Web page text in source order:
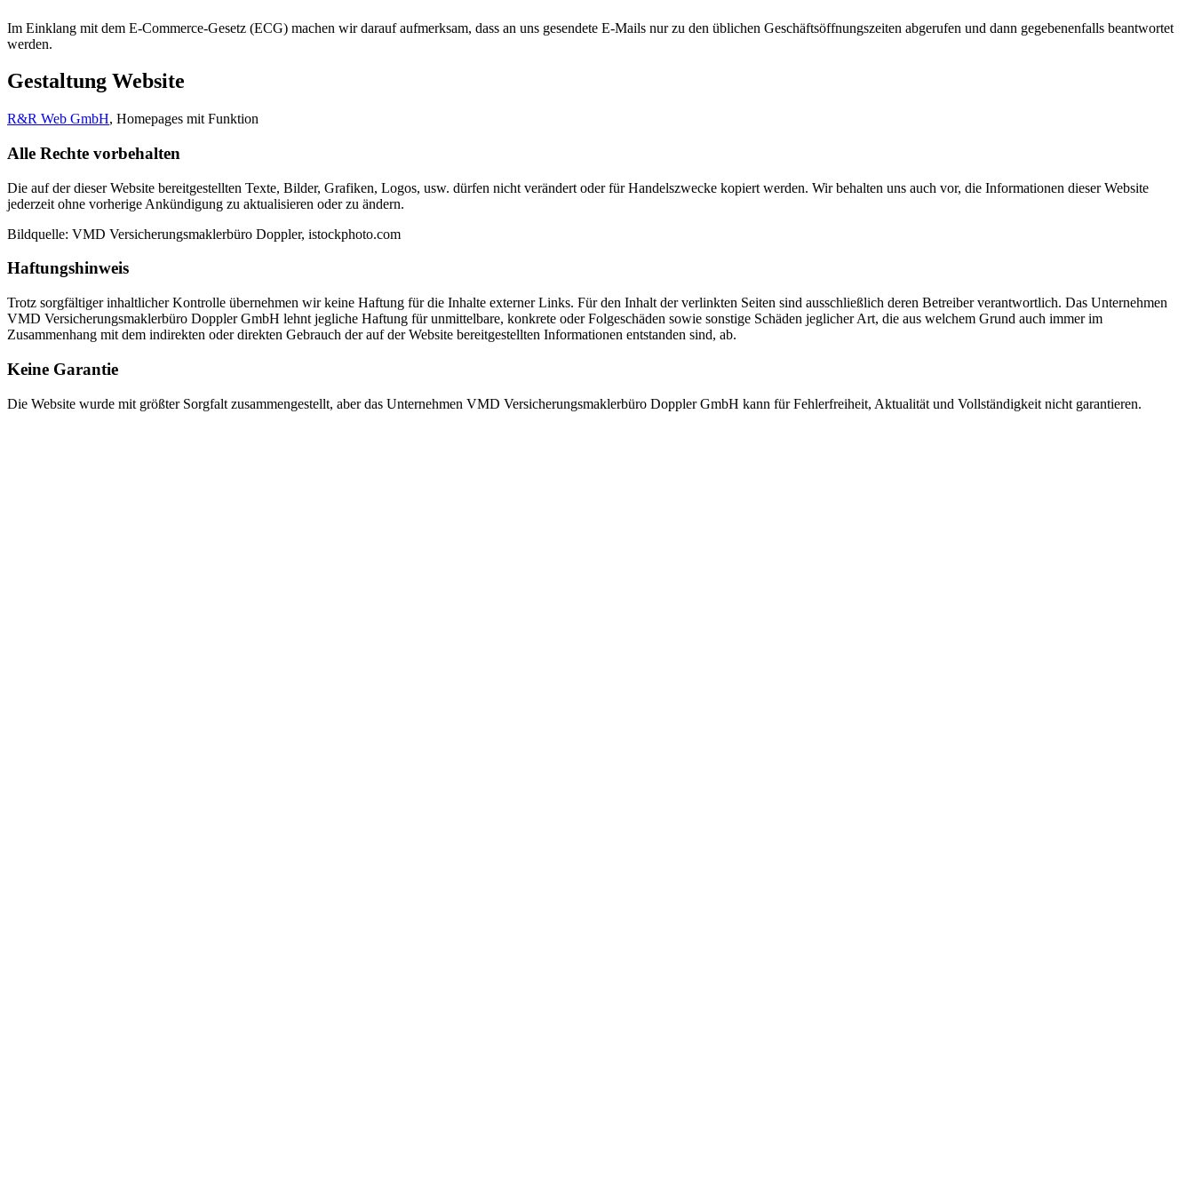
Im Einklang mit dem E-Commerce-Gesetz (ECG) machen wir darauf aufmerksam, dass an uns gesendete E-Mails nur zu den üblichen Geschäftsöffnungszeiten abgerufen und dann gegebenenfalls beantwortet
werden.
Gestaltung Website
R&R Web GmbH, Homepages mit Funktion
Alle Rechte vorbehalten
Die auf der dieser Website bereitgestellten Texte, Bilder, Grafiken, Logos, usw. dürfen nicht verändert oder für Handelszwecke kopiert werden. Wir behalten uns auch vor, die Informationen dieser Website
jederzeit ohne vorherige Ankündigung zu aktualisieren oder zu ändern.
Bildquelle: VMD Versicherungsmaklerbüro Doppler, istockphoto.com
Haftungshinweis
Trotz sorgfältiger inhaltlicher Kontrolle übernehmen wir keine Haftung für die Inhalte externer Links. Für den Inhalt der verlinkten Seiten sind ausschließlich deren Betreiber verantwortlich. Das Unternehmen
VMD Versicherungsmaklerbüro Doppler GmbH lehnt jegliche Haftung für unmittelbare, konkrete oder Folgeschäden sowie sonstige Schäden jeglicher Art, die aus welchem Grund auch immer im
Zusammenhang mit dem indirekten oder direkten Gebrauch der auf der Website bereitgestellten Informationen entstanden sind, ab.
Keine Garantie
Die Website wurde mit größter Sorgfalt zusammengestellt, aber das Unternehmen VMD Versicherungsmaklerbüro Doppler GmbH kann für Fehlerfreiheit, Aktualität und Vollständigkeit nicht garantieren.